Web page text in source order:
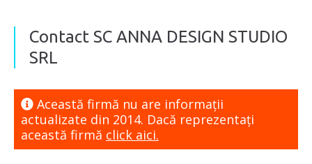
Contact SC ANNA DESIGN STUDIO
SRL
Această firmă nu are informaţii
actualizate din 2014. Dacă reprezentaţi
această firmă click aici.